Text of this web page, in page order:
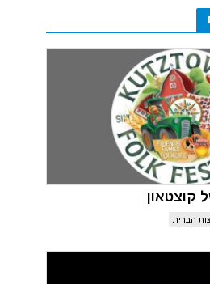
קוצטאון
הברית